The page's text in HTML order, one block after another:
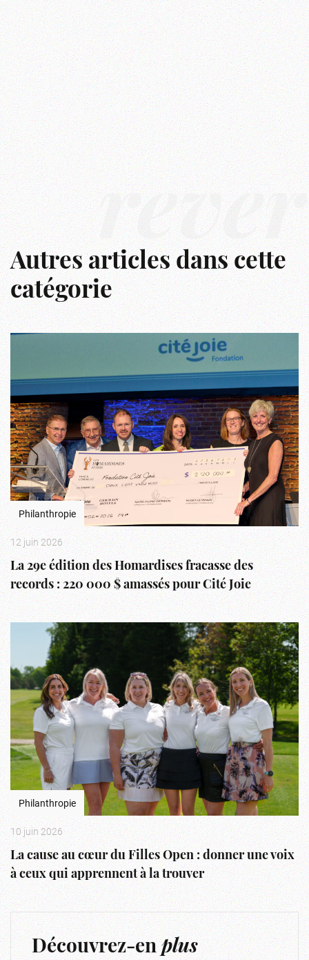
rêver
Autres articles dans cette
catégorie
Philanthropie
12 juin 2026
La 29e édition des Homardises fracasse des
records : 220 000 $ amassés pour Cité Joie
Philanthropie
10 juin 2026
La cause au cœur du Filles Open : donner une voix
à ceux qui apprennent à la trouver
Découvrez-enplus